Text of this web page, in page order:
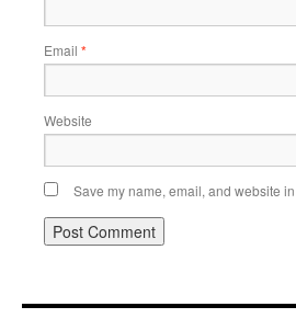
Email *
Website
Save my name, email, and website